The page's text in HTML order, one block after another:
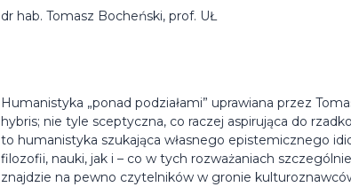
dr hab. Tomasz Bocheński, prof. UŁ
Humanistyka „ponad podziałami” uprawiana przez
hybris; nie tyle sceptyczna, co raczej aspirująca do
to humanistyka szukająca własnego epistemicznego
filozofii, nauki, jak i – co w tych rozważaniach
znajdzie na pewno czytelników w gronie